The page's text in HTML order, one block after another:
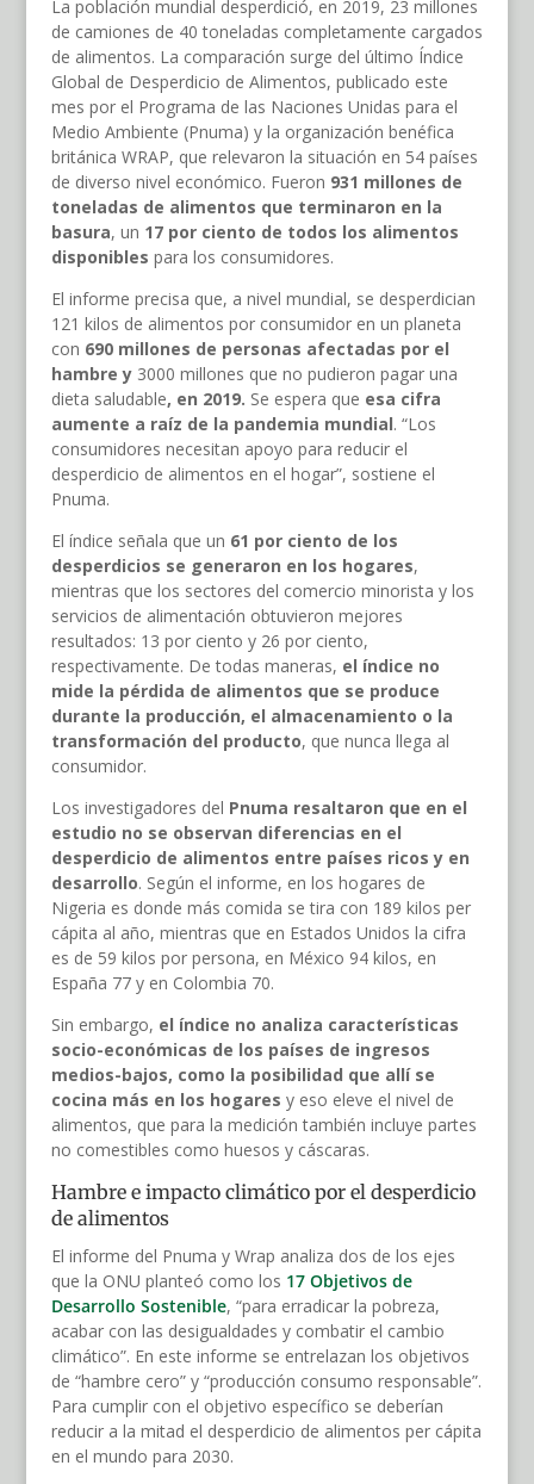
La población mundial desperdició, en 2019, 23 millones
de camiones de 40 toneladas completamente cargados
de alimentos. La comparación surge del último Índice
Global de Desperdicio de Alimentos, publicado este
mes por el Programa de las Naciones Unidas para el
Medio Ambiente (Pnuma) y la organización benéfica
británica WRAP, que relevaron la situación en 54 países
de diverso nivel económico. Fueron 931 millones de
toneladas de alimentos que terminaron en la
basura, un 17 por ciento de todos los alimentos
disponibles para los consumidores.
El informe precisa que, a nivel mundial, se desperdician
121 kilos de alimentos por consumidor en un planeta
con 690 millones de personas afectadas por el
hambre y 3000 millones que no pudieron pagar una
dieta saludable, en 2019. Se espera que esa cifra
aumente a raíz de la pandemia mundial. “Los
consumidores necesitan apoyo para reducir el
desperdicio de alimentos en el hogar”, sostiene el
Pnuma.
El índice señala que un 61 por ciento de los
desperdicios se generaron en los hogares,
mientras que los sectores del comercio minorista y los
servicios de alimentación obtuvieron mejores
resultados: 13 por ciento y 26 por ciento,
respectivamente. De todas maneras, el índice no
mide la pérdida de alimentos que se produce
durante la producción, el almacenamiento o la
transformación del producto, que nunca llega al
consumidor.
Los investigadores del Pnuma resaltaron que en el
estudio no se observan diferencias en el
desperdicio de alimentos entre países ricos y en
desarrollo. Según el informe, en los hogares de
Nigeria es donde más comida se tira con 189 kilos per
cápita al año, mientras que en Estados Unidos la cifra
es de 59 kilos por persona, en México 94 kilos, en
España 77 y en Colombia 70.
Sin embargo, el índice no analiza características
socio-económicas de los países de ingresos
medios-bajos, como la posibilidad que allí se
cocina más en los hogares y eso eleve el nivel de
alimentos, que para la medición también incluye partes
no comestibles como huesos y cáscaras.
Hambre e impacto climático por el desperdicio
de alimentos
El informe del Pnuma y Wrap analiza dos de los ejes
que la ONU planteó como los 17 Objetivos de
Desarrollo Sostenible, “para erradicar la pobreza,
acabar con las desigualdades y combatir el cambio
climático”. En este informe se entrelazan los objetivos
de “hambre cero” y “producción consumo responsable”.
Para cumplir con el objetivo específico se deberían
reducir a la mitad el desperdicio de alimentos per cápita
en el mundo para 2030.